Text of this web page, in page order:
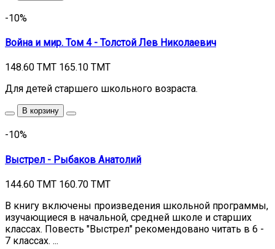
-10%
Война и мир. Том 4 - Толстой Лев Николаевич
148.60 TMT 165.10 TMT
Для детей старшего школьного возраста.
В корзину
-10%
Выстрел - Рыбаков Анатолий
144.60 TMT 160.70 TMT
В книгу включены произведения школьной программы,
изучающиеся в начальной, средней школе и старших
классах. Повесть "Выстрел" рекомендовано читать в 6 -
7 классах. ...